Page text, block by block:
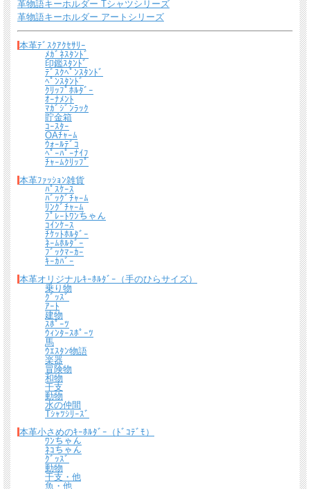
*無料簡易ラッピング
通常のご購入でも、簡易ラッピング（透明の袋の上に金色のギフトシール付き）い
たします。
送料について
宅配便 650円から → 商品代金6600円(税込）以上で宅配便送料無料
メール便（全商品対象・定形外郵便ほか）全国一律300円
込）以上でメール便送料無料
詳しくはこちらから
熟練したスタッフが丁寧に梱包いたします。
*梱包の例
革物語キーホルダー Tシャツシリーズ
革物語キーホルダー アートシリーズ
本革ﾃﾞｽｸｱｸｾｻﾘｰ
ﾒｶﾞﾈｽﾀﾝﾄﾞ
印鑑ｽﾀﾝﾄﾞ
ﾃﾞｽｸﾍﾟﾝｽﾀﾝﾄﾞ
ﾍﾟﾝｽﾀﾝﾄﾞ
ｸﾘｯﾌﾟﾎﾙﾀﾞｰ
ｵｰﾅﾒﾝﾄ
ﾏｶﾞｼﾞﾝﾗｯｸ
貯金箱
ｺｰｽﾀｰ
OAﾁｬｰﾑ
ｳｫｰﾙﾃﾞｺ
ﾍﾟｰﾊﾟｰﾅｲﾌ
ﾁｬｰﾑｸﾘｯﾌﾟ
本革ﾌｧｯｼｮﾝ雑貨
ﾊﾟｽｹｰｽ
ﾊﾞｯｸﾞﾁｬｰﾑ
ﾘﾝｸﾞﾁｬｰﾑ
ﾌﾟﾚｰﾄﾜﾝちゃん
ｺｲﾝｹｰｽ
ﾁｹｯﾄﾎﾙﾀﾞｰ
ﾈｰﾑﾎﾙﾀﾞｰ
ﾌﾞｯｸﾏｰｶｰ
ｷｰｶﾊﾞｰ
本革オリジナルｷｰﾎﾙﾀﾞｰ（手のひらサイズ）
乗り物
ｸﾞｯｽﾞ
ｱｰﾄ
建物
ｽﾎﾟｰﾂ
ｳｨﾝﾀｰｽﾎﾟｰﾂ
馬
ｳｴｽﾀﾝ物語
楽器
冒険物
和物
干支
動物
水の仲間
Tｼｬﾂｼﾘｰｽﾞ
本革小さめのｷｰﾎﾙﾀﾞｰ（ﾄﾞｺﾃﾞﾓ）
ﾜﾝちゃん
ﾈｺちゃん
ｸﾞｯｽﾞ
動物
干支・他
魚・他